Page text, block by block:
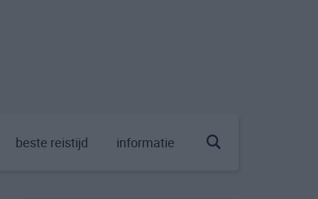
beste reistijd informatie